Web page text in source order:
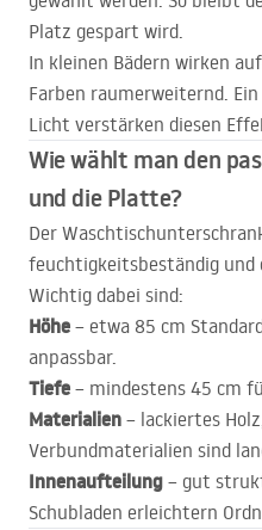
Platz gespart wird.
In kleinen Bädern wirken
Farben raumerweiternd.
Licht verstärken diesen
Wie wählt man den
und die Platte?
Der
feuchtigkeitsbeständig und
Wichtig dabei sind:
Höhe – etwa 85 cm
anpassbar.
Tiefe – mindestens 45 cm
Materialien – lackiertes
Verbundmaterialien sind
Innenaufteilung – gut
Schubladen erleichtern